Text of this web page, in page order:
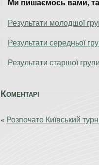
Результати молодшої
Результати середньої
Результати старшої групи
Коментарі
« Розпочато Київський